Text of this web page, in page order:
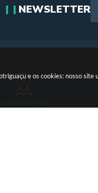
e os cookies: nosso
NEWSLETTER